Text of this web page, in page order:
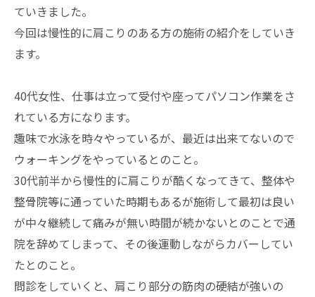
ていきました。
今回は慢性的に肩こりのある方の施術の紹介をしていき
ます。
40代女性、仕事は立って受付や座ってパソコン作業をさ
れている方になります。
趣味で水泳を時々やっているが、最近は出来てないので
ウォーキングをやっているとのこと。
30代前半から慢性的に肩こりが酷くなってきて、整体や
整骨院等に通っていた時期もあるが施術して最初は良い
が中々継続して痛みが無い時間が続かないとのことで通
院を辞めてしまって、その後運動しながらカバーしてい
たとのこと。
問診をしていくと、肩こり部分の筋肉の硬結が強いの